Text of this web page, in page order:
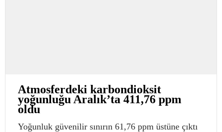
Atmosferdeki karbondioksit
yoğunluğu Aralık’ta 411,76 ppm
oldu
Yoğunluk güvenilir sınırın 61,76 ppm üstüne çıktı